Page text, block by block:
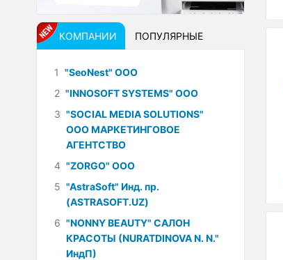
КОМПАНИИ ПОПУЛЯРНЫЕ
1 "SeoNest" ООО
2 "INNOSOFT SYSTEMS" ООО
3 "SOCIAL MEDIA SOLUTIONS"
ООО МАРКЕТИНГОВОЕ
АГЕНТСТВО
4 "ZORGO" ООО
5 "AstraSoft" Инд. пр.
(ASTRASOFT.UZ)
6 "NONNY BEAUTY" САЛОН
КРАСОТЫ (NURATDINOVA N. N."
ИндП)